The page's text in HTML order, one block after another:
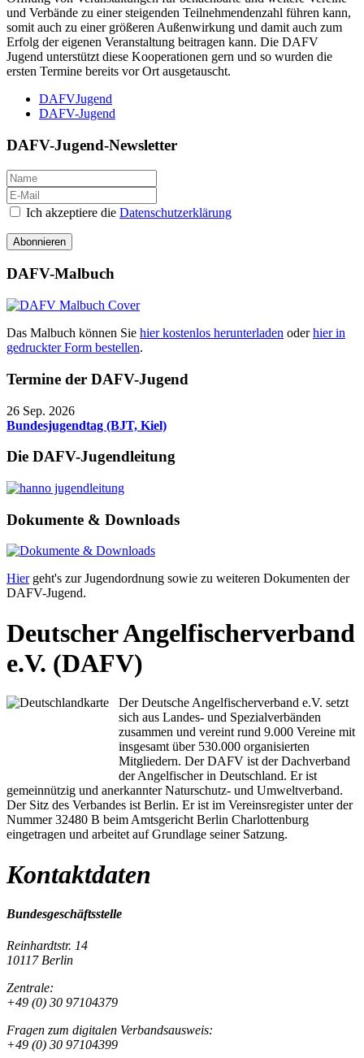
und Verbände zu einer steigenden Teilnehmendenzahl führen kann,
somit auch zu einer größeren Außenwirkung und damit auch zum
Erfolg der eigenen Veranstaltung beitragen kann. Die DAFV
Jugend unterstützt diese Kooperationen gern und so wurden die
ersten Termine bereits vor Ort ausgetauscht.
DAFVJugend
DAFV-Jugend
DAFV-Jugend-Newsletter
Ich akzeptiere die Datenschutzerklärung
Abonnieren
DAFV-Malbuch
Das Malbuch können Sie hier kostenlos herunterladen oderhier in
gedruckter Form bestellen.
Termine der DAFV-Jugend
26 Sep. 2026
Bundesjugendtag (BJT, Kiel)
Die DAFV-Jugendleitung
Dokumente & Downloads
Hiergeht's zur Jugendordnung sowie zu weiteren Dokumenten der
DAFV-Jugend.
Deutscher Angelfischerverband
e.V. (DAFV)
Der Deutsche Angelfischerverband e.V. setzt
sich aus Landes- und Spezialverbänden
zusammen und vereint rund 9.000 Vereine mit
insgesamt über 530.000 organisierten
Mitgliedern. Der DAFV ist der Dachverband
der Angelfischer in Deutschland. Er ist
gemeinnützig und anerkannter Naturschutz- und Umweltverband.
Der Sitz des Verbandes ist Berlin. Er ist im Vereinsregister unter der
Nummer 32480 B beim Amtsgericht Berlin Charlottenburg
eingetragen und arbeitet auf Grundlage seiner Satzung.
Kontaktdaten
Bundesgeschäftsstelle
Reinhardtstr. 14
10117 Berlin
Zentrale:
+49 (0) 30 97104379
Fragen zum digitalen Verbandsausweis:
+49 (0) 30 97104399